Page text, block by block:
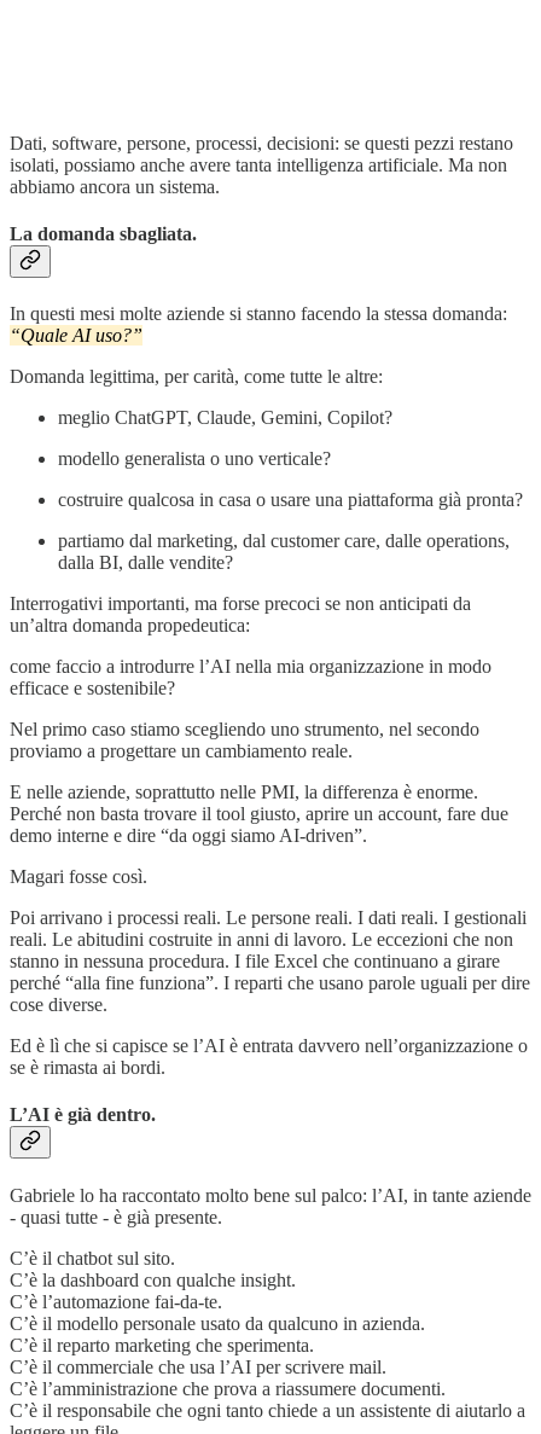
Dati, software, persone, processi, decisioni: se questi pezzi restano
isolati, possiamo anche avere tanta intelligenza artificiale. Ma non
abbiamo ancora un sistema.
La domanda sbagliata.
In questi mesi molte aziende si stanno facendo la stessa domanda:
“Quale AI uso?”
Domanda legittima, per carità, come tutte le altre:
meglio ChatGPT, Claude, Gemini, Copilot?
modello generalista o uno verticale?
costruire qualcosa in casa o usare una piattaforma già pronta?
partiamo dal marketing, dal customer care, dalle operations,
dalla BI, dalle vendite?
Interrogativi importanti, ma forse precoci se non anticipati da
un’altra domanda propedeutica:
come faccio a introdurre l’AI nella mia organizzazione in modo
efficace e sostenibile?
Nel primo caso stiamo scegliendo uno strumento, nel secondo
proviamo a progettare un cambiamento reale.
E nelle aziende, soprattutto nelle PMI, la differenza è enorme.
Perché non basta trovare il tool giusto, aprire un account, fare due
demo interne e dire “da oggi siamo AI-driven”.
Magari fosse così.
Poi arrivano i processi reali. Le persone reali. I dati reali. I gestionali
reali. Le abitudini costruite in anni di lavoro. Le eccezioni che non
stanno in nessuna procedura. I file Excel che continuano a girare
perché “alla fine funziona”. I reparti che usano parole uguali per dire
cose diverse.
Ed è lì che si capisce se l’AI è entrata davvero nell’organizzazione o
se è rimasta ai bordi.
L’AI è già dentro.
Gabriele lo ha raccontato molto bene sul palco: l’AI, in tante aziende
- quasi tutte - è già presente.
C’è il chatbot sul sito.
C’è la dashboard con qualche insight.
C’è l’automazione fai-da-te.
C’è il modello personale usato da qualcuno in azienda.
C’è il reparto marketing che sperimenta.
C’è il commerciale che usa l’AI per scrivere mail.
C’è l’amministrazione che prova a riassumere documenti.
C’è il responsabile che ogni tanto chiede a un assistente di aiutarlo a